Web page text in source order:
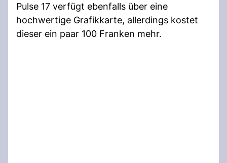
Pulse 17 verfügt ebenfalls über eine
hochwertige Grafikkarte, allerdings kostet
dieser ein paar 100 Franken mehr.